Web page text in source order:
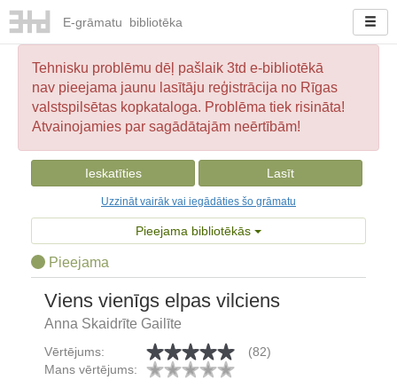
E-grāmatu bibliotēka
Tehnisku problēmu dēļ pašlaik 3td e-bibliotēkā
nav pieejama jaunu lasītāju reģistrācija no Rīgas
valstspilsētas kopkataloga. Problēma tiek risināta!
Atvainojamies par sagādātajām neērtībām!
Ieskatīties Lasīt
Uzzināt vairāk vai iegādāties šo grāmatu
Pieejama bibliotēkās
Pieejama
Viens vienīgs elpas vilciens
Anna Skaidrīte Gailīte
Vērtējums:
(82)
Mans vērtējums: